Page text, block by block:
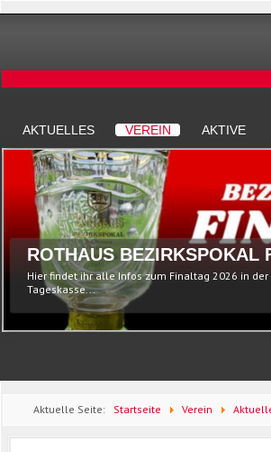
AKTUELLES VEREIN AKTIVE
ROTHAUS BEZIRKSPOKAL
Hier findet ihr alle Infos zum Finaltag 2026 in
Tageskasse...
Aktuelle Seite: Startseite Verein